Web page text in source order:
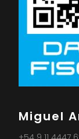
Miguel